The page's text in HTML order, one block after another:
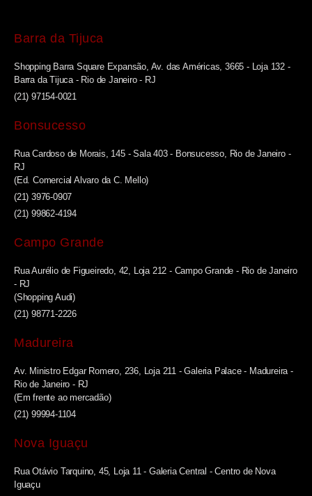
Barra da Tijuca
Shopping Barra Square Expansão, Av. das Américas, 3665 - Loja 132 -
Barra da Tijuca - Rio de Janeiro - RJ
(21) 97154-0021
Bonsucesso
Rua Cardoso de Morais, 145 - Sala 403 - Bonsucesso, Rio de Janeiro -
RJ
(Ed. Comercial Alvaro da C. Mello)
(21) 3976-0907
(21) 99862-4194
Campo Grande
Rua Aurélio de Figueiredo, 42, Loja 212 - Campo Grande - Rio de Janeiro
- RJ
(Shopping Audi)
(21) 98771-2226
Madureira
Av. Ministro Edgar Romero, 236, Loja 211 - Galeria Palace - Madureira -
Rio de Janeiro - RJ
(Em frente ao mercadão)
(21) 99994-1104
Nova Iguaçu
Rua Otávio Tarquino, 45, Loja 11 - Galeria Central - Centro de Nova
Iguaçu